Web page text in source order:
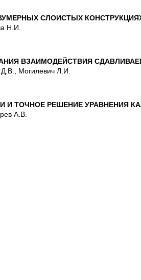
СЛОИСТЫХ
Н.И.
ВЗАИМОДЕЙСТВИЯ
Могилевич Л.И.
И ТОЧНОЕ РЕШЕНИЕ УРАВНЕНИЯ
А.В.